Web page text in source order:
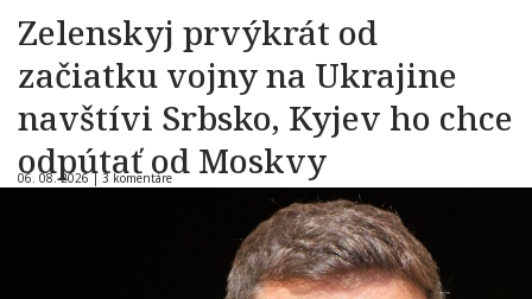
Zelenskyj prvýkrát od
začiatku vojny na Ukrajine
navštívi Srbsko, Kyjev ho chce
odpútať od Moskvy
06. 08. 2026 | 3 komentáre